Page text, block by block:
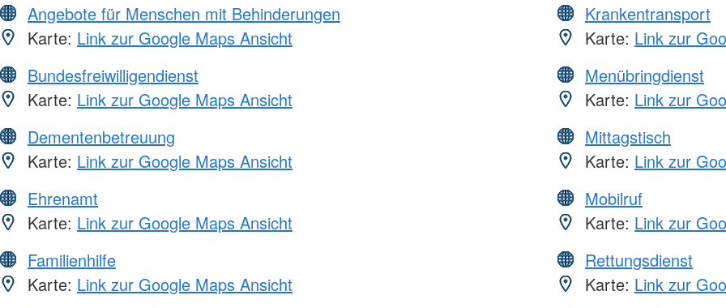
Angebote für Menschen mit Behinderungen
Karte: Link zur Google Maps Ansicht
Bundesfreiwilligendienst
Karte: Link zur Google Maps Ansicht
Dementenbetreuung
Karte: Link zur Google Maps Ansicht
Ehrenamt
Karte: Link zur Google Maps Ansicht
Familienhilfe
Karte: Link zur Google Maps Ansicht
Krankentransport
Karte: Link zur
Menübringdienst
Karte: Link zur
Mittagstisch
Karte: Link zur
Mobilruf
Karte: Link zur
Rettungsdienst
Karte: Link zur